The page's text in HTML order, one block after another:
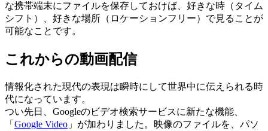
な携帯端末にファイルを保存しておけば、好きな時（タイム
シフト）、好きな場所（ロケーションフリー）で見ることが
可能なことです。
これからの動画配信
情報化された現代の表現は瞬時にして世界中に伝えられる時
代になっています。
つい先日、Googleのビデオ検索サービスに新たな機能、
「 Google Video 」が加わりました。映像のファイルを、パソ